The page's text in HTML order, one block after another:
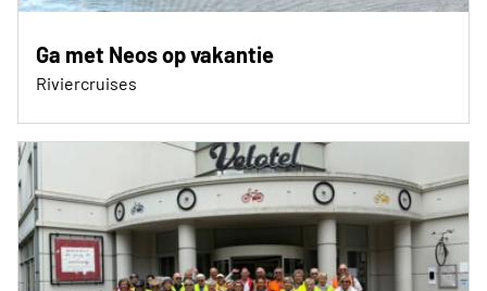
Ga met Neos op vakantie
Riviercruises